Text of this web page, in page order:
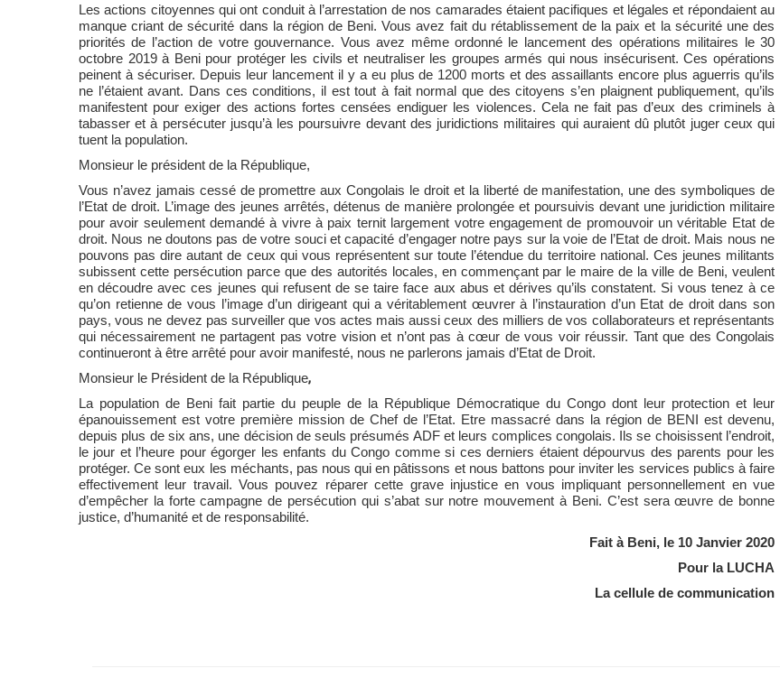
Les actions citoyennes qui ont conduit à l’arrestation de nos camarades étaient pacifiques et légales et répondaient au
manque criant de sécurité dans la région de Beni. Vous avez fait du rétablissement de la paix et la sécurité une des
priorités de l’action de votre gouvernance. Vous avez même ordonné le lancement des opérations militaires le 30
octobre 2019 à Beni pour protéger les civils et neutraliser les groupes armés qui nous insécurisent. Ces opérations
peinent à sécuriser. Depuis leur lancement il y a eu plus de 1200 morts et des assaillants encore plus aguerris qu’ils
ne l’étaient avant. Dans ces conditions, il est tout à fait normal que des citoyens s’en plaignent publiquement, qu’ils
manifestent pour exiger des actions fortes censées endiguer les violences. Cela ne fait pas d’eux des criminels à
tabasser et à persécuter jusqu’à les poursuivre devant des juridictions militaires qui auraient dû plutôt juger ceux qui
tuent la population.
Monsieur le président de la République,
Vous n’avez jamais cessé de promettre aux Congolais le droit et la liberté de manifestation, une des symboliques de
l’Etat de droit. L’image des jeunes arrêtés, détenus de manière prolongée et poursuivis devant une juridiction militaire
pour avoir seulement demandé à vivre à paix ternit largement votre engagement de promouvoir un véritable Etat de
droit. Nous ne doutons pas de votre souci et capacité d’engager notre pays sur la voie de l’Etat de droit. Mais nous ne
pouvons pas dire autant de ceux qui vous représentent sur toute l’étendue du territoire national. Ces jeunes militants
subissent cette persécution parce que des autorités locales, en commençant par le maire de la ville de Beni, veulent
en découdre avec ces jeunes qui refusent de se taire face aux abus et dérives qu’ils constatent. Si vous tenez à ce
qu’on retienne de vous l’image d’un dirigeant qui a véritablement œuvrer à l’instauration d’un Etat de droit dans son
pays, vous ne devez pas surveiller que vos actes mais aussi ceux des milliers de vos collaborateurs et représentants
qui nécessairement ne partagent pas votre vision et n’ont pas à cœur de vous voir réussir. Tant que des Congolais
continueront à être arrêté pour avoir manifesté, nous ne parlerons jamais d’Etat de Droit.
Monsieur le Président de la République,
La population de Beni fait partie du peuple de la République Démocratique du Congo dont leur protection et leur
épanouissement est votre première mission de Chef de l’Etat. Etre massacré dans la région de BENI est devenu,
depuis plus de six ans, une décision de seuls présumés ADF et leurs complices congolais. Ils se choisissent l’endroit,
le jour et l’heure pour égorger les enfants du Congo comme si ces derniers étaient dépourvus des parents pour les
protéger. Ce sont eux les méchants, pas nous qui en pâtissons et nous battons pour inviter les services publics à faire
effectivement leur travail. Vous pouvez réparer cette grave injustice en vous impliquant personnellement en vue
d’empêcher la forte campagne de persécution qui s’abat sur notre mouvement à Beni. C’est sera œuvre de bonne
justice, d’humanité et de responsabilité.
Fait à Beni, le 10 Janvier 2020
Pour la LUCHA
La cellule de communication